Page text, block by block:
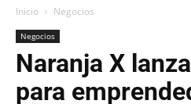
Inicio Negocios
Negocios
Naranja X
para